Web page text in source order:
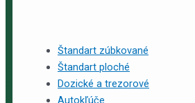
Štandart zúbkované
Štandart ploché
Dozické a trezorové
Autokľúče